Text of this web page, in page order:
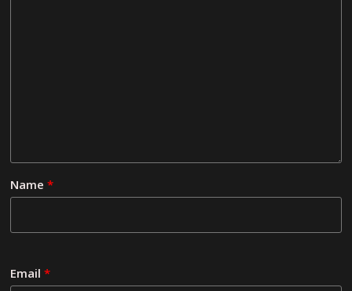
Name*
Email*